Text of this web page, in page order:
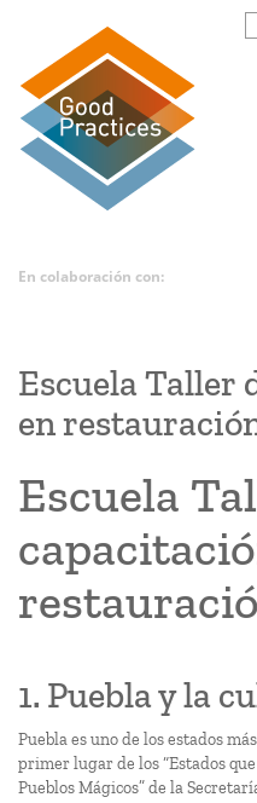
contenido
principal
En colaboración con:
Escuela Taller
en
Escuela
1. Puebla y la
Puebla es uno de los estados
primer lugar de los “Estados
Pueblos Mágicos” de la